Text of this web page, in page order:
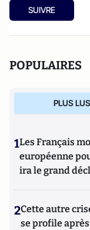
SUIVRE
POPULAIRES
PLUS LUS
1Les Français
européenne
ira le grand
2Cette autre
se profile